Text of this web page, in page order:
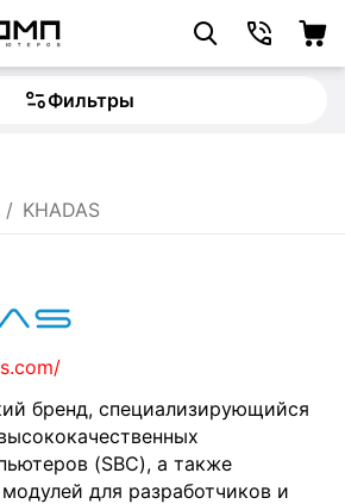
Фильтры
/ KHADAS
бренд, специализирующийся
(SBC), а также
для разработчиков и